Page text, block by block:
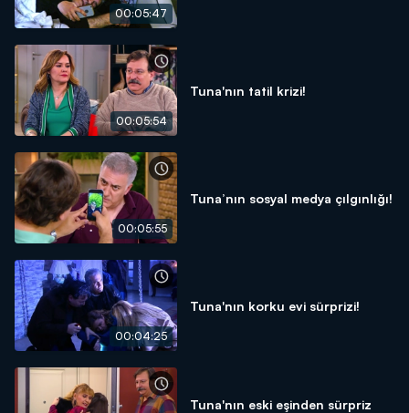
00:05:47
00:05:54
Tuna'nın tatil krizi!
00:05:55
Tuna’nın sosyal medya çılgınlığı!
00:04:25
Tuna'nın korku evi sürprizi!
Tuna'nın eski eşinden sürpriz